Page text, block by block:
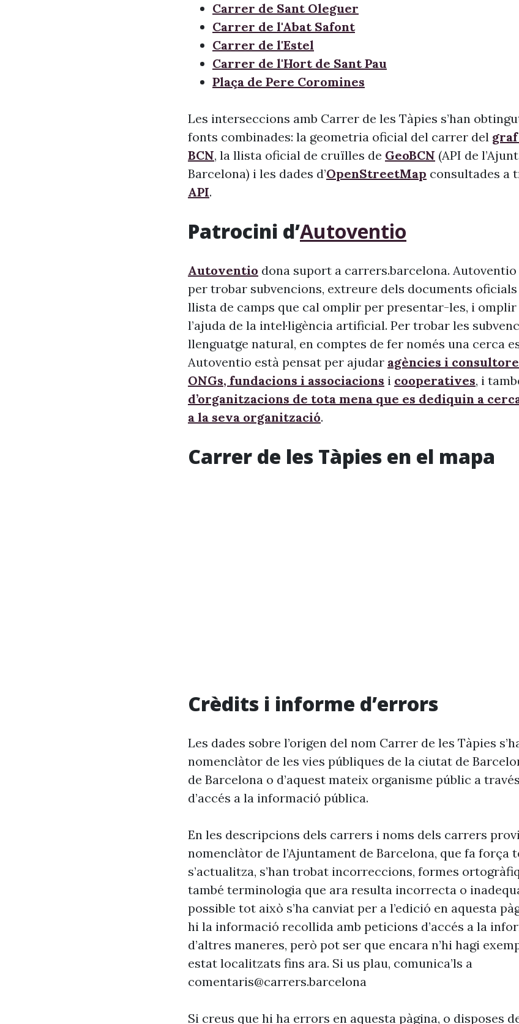
Carrer de Sant Oleguer
Carrer de l'Abat Safont
Carrer de l'Estel
Carrer de l'Hort de Sant Pau
Plaça de Pere Coromines
Les interseccions amb Carrer de les Tàpies s’han
fonts combinades: la geometria oficial del carrer del graf
BCN, la llista oficial de cruïlles de GeoBCN (API de
Barcelona) i les dades d’OpenStreetMap consultades a
API.
Patrocini d’Autoventio
Autoventio dona suport a carrers.barcelona.
per trobar subvencions, extreure dels documents oficials
llista de camps que cal omplir per presentar-les, i
l’ajuda de la intel·ligència artificial. Per trobar les
llenguatge natural, en comptes de fer només una cerca
Autoventio està pensat per ajudar agències i
ONGs, fundacions i associacions i cooperatives, i
d’organitzacions de tota mena que es dediquin a
a la seva organització.
Carrer de les Tàpies en el mapa
Crèdits i informe d’errors
Les dades sobre l’origen del nom Carrer de les Tàpies
nomenclàtor de les vies públiques de la ciutat de
de Barcelona o d’aquest mateix organisme públic a
d’accés a la informació pública.
En les descripcions dels carrers i noms dels carrers
nomenclàtor de l’Ajuntament de Barcelona, que fa força
s’actualitza, s’han trobat incorreccions, formes
també terminologia que ara resulta incorrecta o
possible tot això s’ha canviat per a l’edició en aquesta
hi la informació recollida amb peticions d’accés a la
d’altres maneres, però pot ser que encara n’hi hagi
estat localitzats fins ara. Si us plau, comunica’ls a
comentaris@carrers.barcelona
Si creus que hi ha errors en aquesta pàgina, o disposes